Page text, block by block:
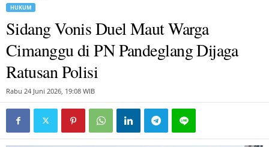
HUKUM
Sidang Vonis Duel Maut Warga
Cimanggu di PN Pandeglang Dijaga
Ratusan Polisi
Rabu 24 Juni 2026, 19:08 WIB